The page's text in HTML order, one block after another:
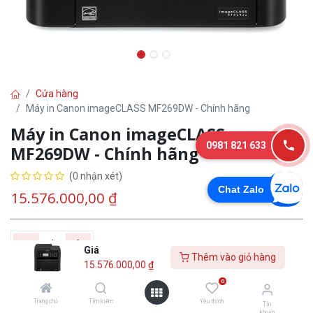
Giá
15.576.000,00 ₫
Thêm vào giỏ hàng
Trang chủ Tìm kiếm
0
Yêu thích
Tài
Cửa hàng
Máy in Canon imageCLASS MF269DW - Chính hãng
Máy in Canon imageCLASS
MF269DW - Chính hãng
(0 nhận xét)
15.576.000,00 ₫
vấn
ngay
Chat Zalo
0981 821 633